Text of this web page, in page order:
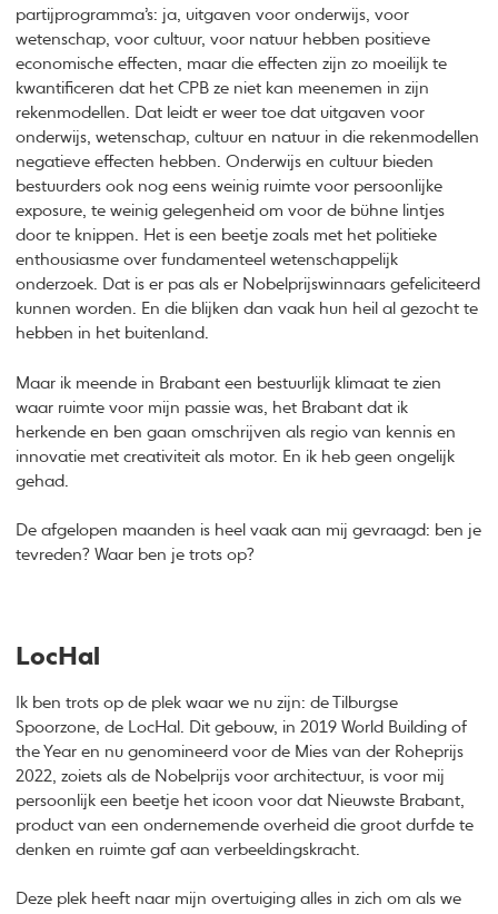
partijprogramma’s: ja, uitgaven voor onderwijs, voor
wetenschap, voor cultuur, voor natuur hebben positieve
economische effecten, maar die effecten zijn zo moeilijk te
kwantificeren dat het CPB ze niet kan meenemen in zijn
rekenmodellen. Dat leidt er weer toe dat uitgaven voor
onderwijs, wetenschap, cultuur en natuur in die rekenmodellen
negatieve effecten hebben. Onderwijs en cultuur bieden
bestuurders ook nog eens weinig ruimte voor persoonlijke
exposure, te weinig gelegenheid om voor de bühne lintjes
door te knippen. Het is een beetje zoals met het politieke
enthousiasme over fundamenteel wetenschappelijk
onderzoek. Dat is er pas als er Nobelprijswinnaars gefeliciteerd
kunnen worden. En die blijken dan vaak hun heil al gezocht te
hebben in het buitenland.
Maar ik meende in Brabant een bestuurlijk klimaat te zien
waar ruimte voor mijn passie was, het Brabant dat ik
herkende en ben gaan omschrijven als regio van kennis en
innovatie met creativiteit als motor. En ik heb geen ongelijk
gehad.
De afgelopen maanden is heel vaak aan mij gevraagd: ben je
tevreden? Waar ben je trots op?
LocHal
Ik ben trots op de plek waar we nu zijn: de Tilburgse
Spoorzone, de LocHal. Dit gebouw, in 2019 World Building of
the Year en nu genomineerd voor de Mies van der Roheprijs
2022, zoiets als de Nobelprijs voor architectuur, is voor mij
persoonlijk een beetje het icoon voor dat Nieuwste Brabant,
product van een ondernemende overheid die groot durfde te
denken en ruimte gaf aan verbeeldingskracht.
Deze plek heeft naar mijn overtuiging alles in zich om als we